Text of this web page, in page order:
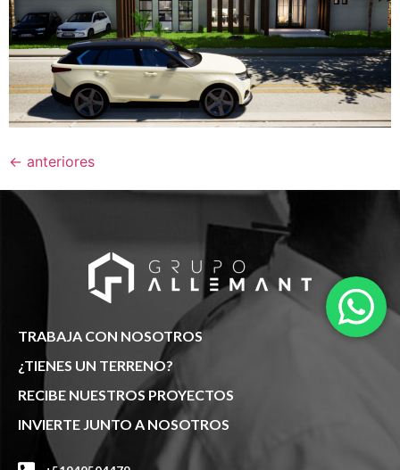
← anteriores
TRABAJA CON NOSOTROS
¿TIENES UN TERRENO?
RECIBE NUESTROS PROYECTOS
INVIERTE JUNTO A NOSOTROS